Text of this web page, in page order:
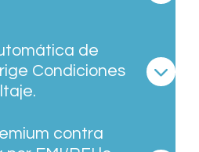
de
Condiciones
contra